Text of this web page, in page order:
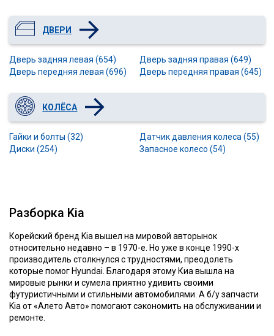
ДВЕРИ
Дверь задняя левая (654)
Дверь задняя правая (649)
Дверь передняя левая (696)
Дверь передняя правая (645)
КОЛЁСА
Гайки и болты (32)
Датчик давления колеса (55)
Диски (254)
Запасное колесо (54)
Разборка Kia
Корейский бренд Kia вышел на мировой авторынок
относительно недавно – в 1970-е. Но уже в конце 1990-х
производитель столкнулся с трудностями, преодолеть
которые помог Hyundai. Благодаря этому Киа вышла на
мировые рынки и сумела приятно удивить своими
футуристичными и стильными автомобилями. А б/у запчасти
Kia от «Алето Авто» помогают сэкономить на обслуживании и
ремонте.